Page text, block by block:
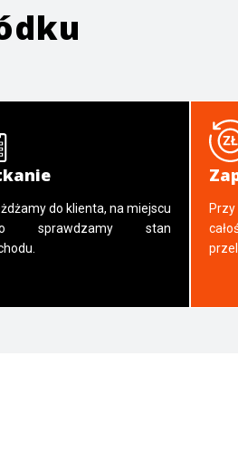
do klienta, na miejscu
sprawdzamy stan